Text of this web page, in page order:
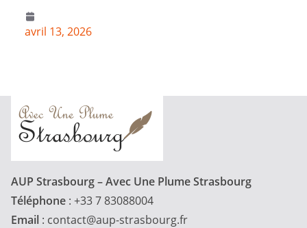
avril 13, 2026
AUP Strasbourg – Avec Une Plume Strasbourg
Téléphone : +33 7 83088004
Email : contact@aup-strasbourg.fr